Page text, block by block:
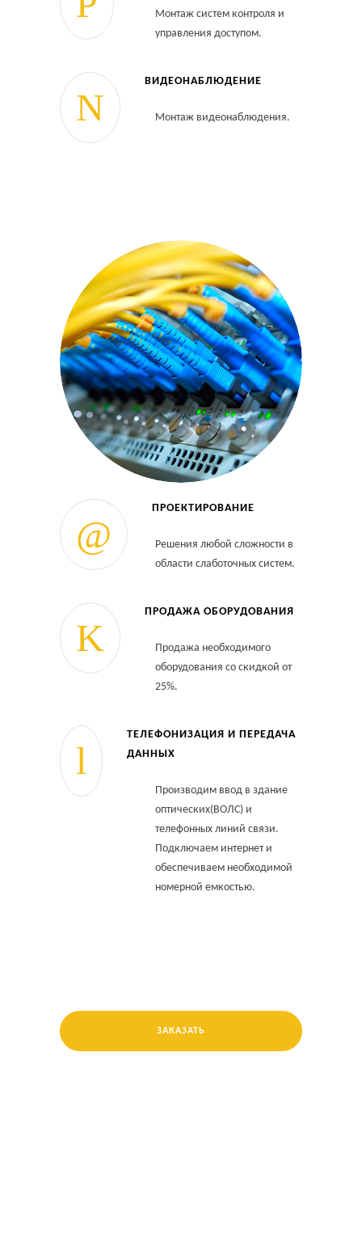
Монтаж систем контроля и
управления доступом.
ВИДЕОНАБЛЮДЕНИЕ
Монтаж видеонаблюдения.
ПРОЕКТИРОВАНИЕ
Решения любой сложности в
области слаботочных систем.
ПРОДАЖА ОБОРУДОВАНИЯ
Продажа необходимого
оборудования со скидкой от
25%.
ТЕЛЕФОНИЗАЦИЯ И ПЕРЕДАЧА
ДАННЫХ
Производим ввод в здание
оптических(ВОЛС) и
телефонных линий связи.
Подключаем интернет и
обеспечиваем необходимой
номерной емкостью.
ЗАКАЗАТЬ